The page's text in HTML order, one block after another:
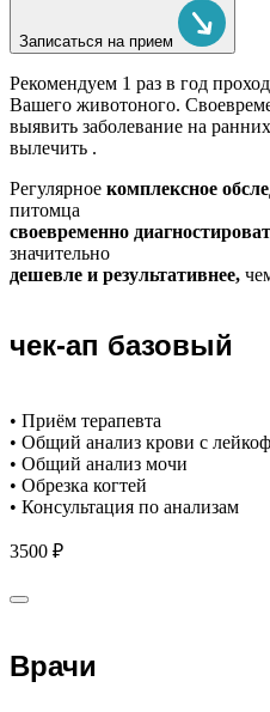
Записаться на прием
Рекомендуем 1 раз в год
Вашего животоного.
выявить заболевание на
вылечить .
Регулярное комплексное
питомца
своевременно
значительно
дешевле и результативнее,
чек-ап базовый
• Приём терапевта
• Общий анализ крови с
• Общий анализ мочи
• Обрезка когтей
• Консультация по анализам
3500 ₽
Врачи